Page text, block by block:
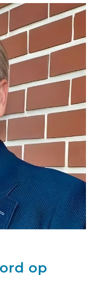
op